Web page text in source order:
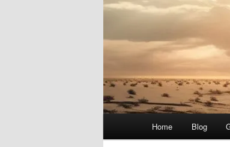
Home Blog